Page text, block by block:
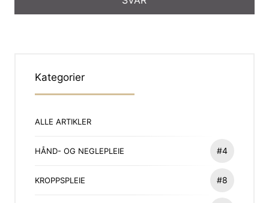
Kategorier
ALLE ARTIKLER
HÅND- OG NEGLEPLEIE #4
KROPPSPLEIE #8